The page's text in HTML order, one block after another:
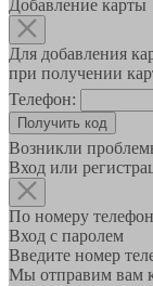
Добавление карты
Для добавления
при получении
Телефон:
Возникли
Вход или
По номеру
Вход с паролем
Введите номер
Мы отправим вам